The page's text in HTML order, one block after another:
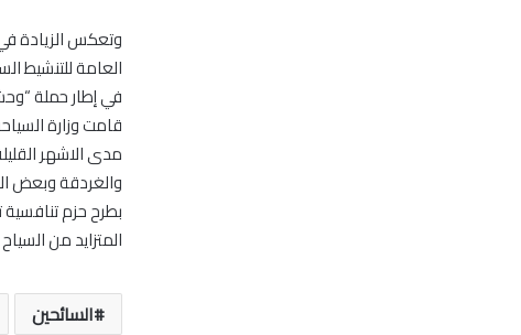
وتعكس الزيادة في
العامة للتنشيط
في إطار حملة
قامت وزارة
مدى الاشهر
والغردقة وبعض
المتزايد من
السائحين